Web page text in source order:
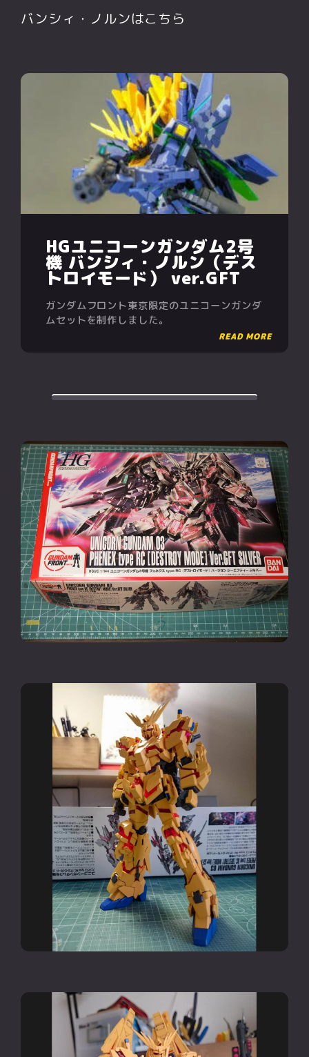
バンシィ・ノルンはこちら
HGユニコーンガンダム2号
機 バンシィ・ノルン（デス
トロイモード） ver.GFT
ガンダムフロント東京限定のユニコーンガンダ
ムセットを制作しました。